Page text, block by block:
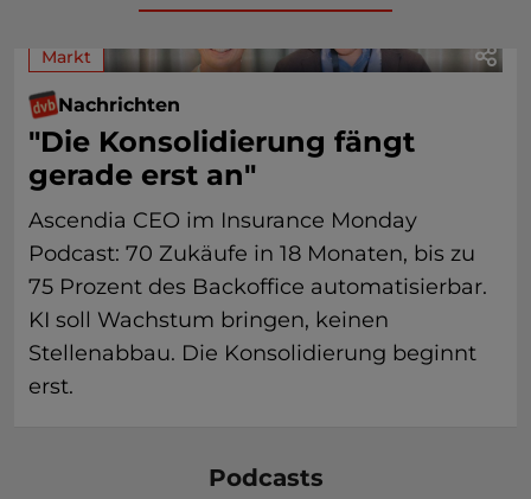
Markt
Nachrichten
"Die Konsolidierung fängt
gerade erst an"
Ascendia CEO im Insurance Monday
Podcast: 70 Zukäufe in 18 Monaten, bis zu
75 Prozent des Backoffice automatisierbar.
KI soll Wachstum bringen, keinen
Stellenabbau. Die Konsolidierung beginnt
erst.
Podcasts